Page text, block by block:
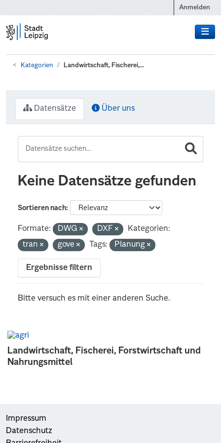
Anmelden
Kategorien Landwirtschaft, Fischerei,...
Landwirtschaft, Fischerei, Forstwirtschaft und
Nahrungsmittel
Datensätze Über uns
Keine Datensätze gefunden
Sortieren nach
Formate: DWG DXF
Kategorien:
tran
gove Tags: Planung
Ergebnisse filtern
Bitte versuch es mit einer anderen Suche.
Impressum
Datenschutz